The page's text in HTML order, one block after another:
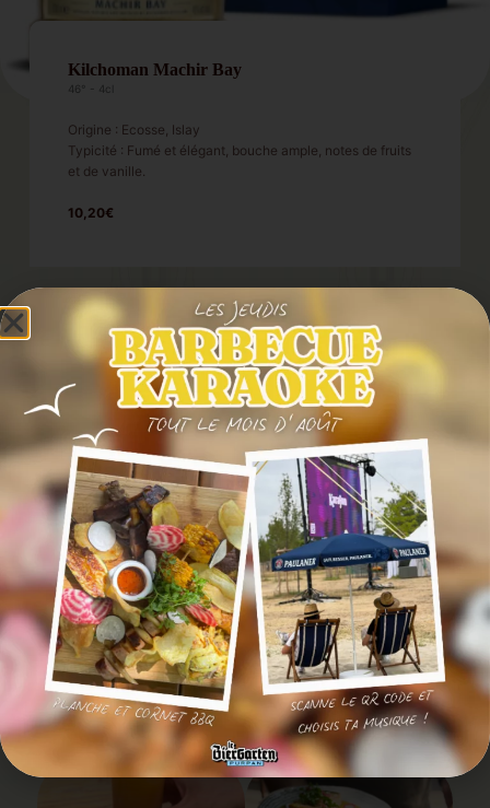
Kilchoman Machir Bay
46° - 4cl
Origine : Ecosse, Islay
Typicité : Fumé et élégant, bouche ample, notes de fruits
et de vanille.
10,20€
SUIVEZ-NOUS EN
IMAGE
@LEBIERGARTENPURPAN